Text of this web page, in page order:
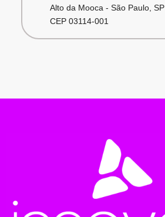
Alto da Mooca - São Paulo, SP
CEP 03114-001